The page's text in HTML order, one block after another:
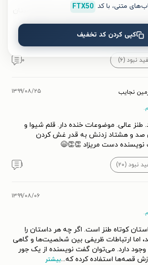
های خوبی هم به کار برده برای داستان
متن طنز یعنی اینکه با هر خط قهقهه
...بیشتر
نبود (۶) ۰
نجایب ۱۳۹۹/۰۸/۲۵
عالی. موضوعات خنده دار. قلم شیوا و
صد و هشتاد زدنش به قدر غش کردن
نویسنده دست مریزاد 👏👏😄
نبود (۲۰) ۱
۱۳۹۹/۰۸/۰۶
کوتاه طنز است. اگر چه هر داستان را
اما ارتباطات ظریفی بین شخصیت‌ها و گاهی
وجود دارد. می‌توان گفت نویسنده از یک جور
...بیشتر
متنی، با کد FTX50
کپی کردن کد تخفیف